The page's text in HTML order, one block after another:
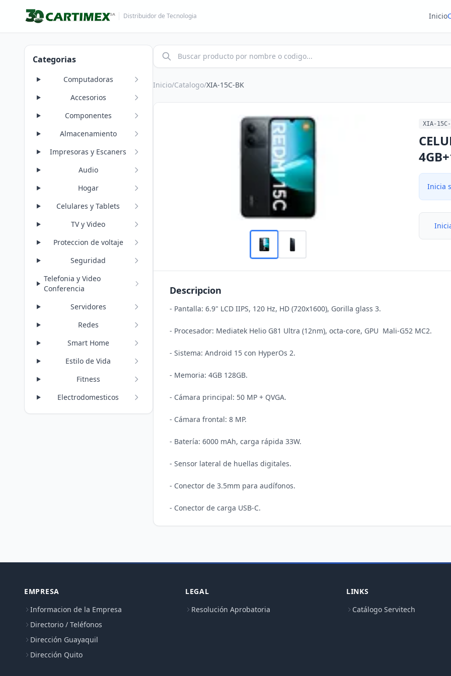
Distribuidor de Tecnologia Inicio
Categorias
Computadoras
Accesorios
Componentes
Almacenamiento
Impresoras y Escaners
Audio
Hogar
Celulares y Tablets
TV y Video
Proteccion de voltaje
Seguridad
Telefonia y Video
Conferencia
Servidores
Redes
Smart Home
Estilo de Vida
Fitness
Electrodomesticos
Inicio/Catalogo/XIA-15C-BK
XIA-15C-
Inicia
Descripcion
- Pantalla: 6.9" LCD IIPS, 120 Hz, HD (720x1600), Gorilla glass 3.
- Procesador: Mediatek Helio G81 Ultra (12nm), octa-core, GPU  Mali-G52 MC2.
- Sistema: Android 15 con HyperOs 2.
- Memoria: 4GB 128GB.
- Cámara principal: 50 MP + QVGA.
- Cámara frontal: 8 MP.
- Batería: 6000 mAh, carga rápida 33W.
- Sensor lateral de huellas digitales.
- Conector de 3.5mm para audífonos.
EMPRESA
Informacion de la Empresa
Directorio / Teléfonos
Dirección Guayaquil
Dirección Quito
LEGAL
Resolución Aprobatoria
LINKS
Catálogo Servitech